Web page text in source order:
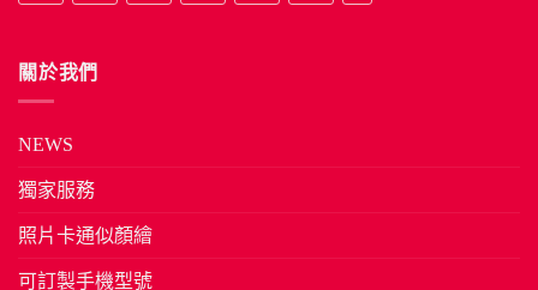
關於我們
NEWS
獨家服務
照片卡通似顏繪
可訂製手機型號